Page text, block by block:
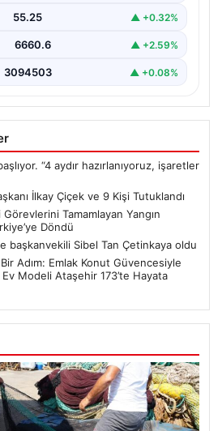
55.25 ▲ +0.32%
6660.6 ▲ +2.59%
3094503 ▲ +0.08%
“4 aydır hazırlanıyoruz, işaretler
İlkay Çiçek ve 9 Kişi Tutuklandı
Görevlerini Tamamlayan Yangın
Döndü
başkanvekili Sibel Tan Çetinkaya oldu
Bir Adım: Emlak Konut Güvencesiyle
Modeli Ataşehir 173’te Hayata